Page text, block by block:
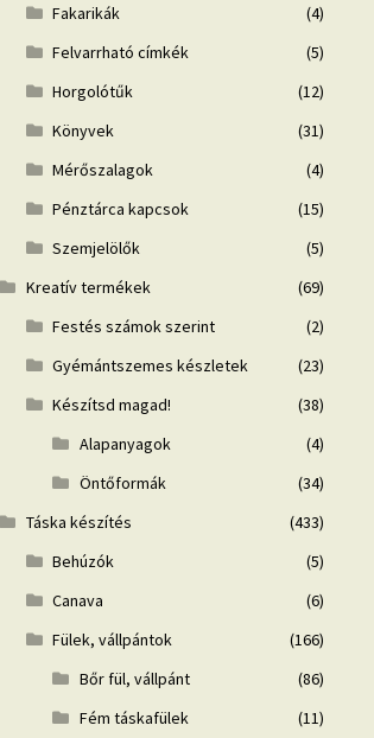
Fakarikák
(4)
Felvarrható címkék
(5)
Horgolótűk
(12)
Könyvek
(31)
Mérőszalagok
(4)
Pénztárca kapcsok
(15)
Szemjelölők
(5)
Kreatív termékek
(69)
Festés számok szerint
(2)
Gyémántszemes készletek
(23)
Készítsd magad!
(38)
Alapanyagok
(4)
Öntőformák
(34)
Táska készítés
(433)
Behúzók
(5)
Canava
(6)
Fülek, vállpántok
(166)
Bőr fül, vállpánt
(86)
Fém táskafülek
(11)